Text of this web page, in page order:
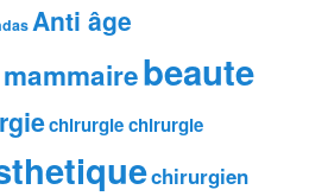
Anti âge
beaute
chirurgie chirurgie
chirurgien